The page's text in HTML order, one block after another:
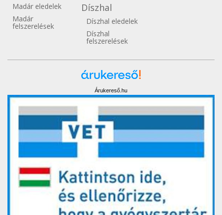
Madár eledelek
Madár
felszerelések
Díszhal
Díszhal eledelek
Díszhal
felszerelések
Árukereső.hu